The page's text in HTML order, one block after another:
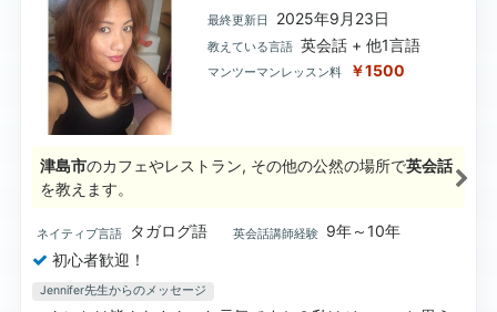
最終更新日 2025年9月23日
教えている言語 英会話 + 他1言語
マンツーマンレッスン料 ￥1500
津島市のカフェやレストラン, その他の公然の場所で英会話
を教えます。
ネイティブ言語 タガログ語 英会話講師経験
9年～10年
初心者歓迎！
Jennifer先生からのメッセージ